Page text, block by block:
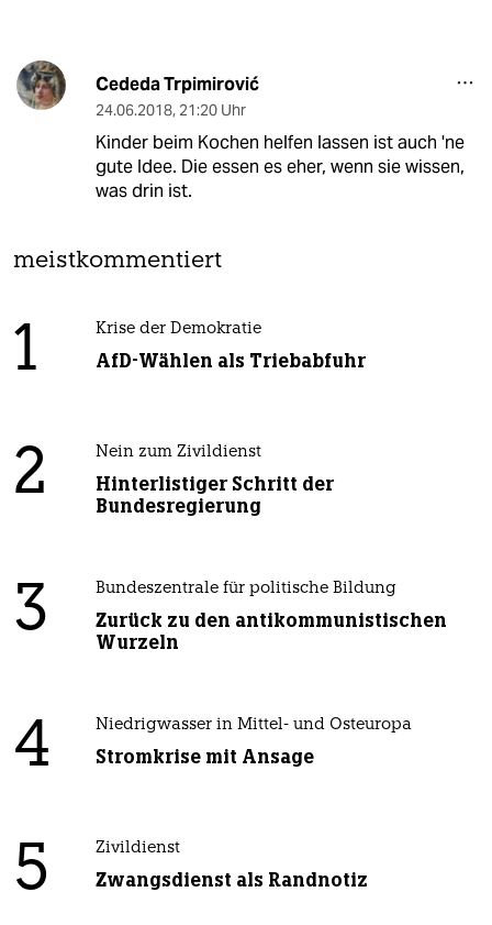
Cededa Trpimirović
24.06.2018, 21:20 Uhr
Kinder beim Kochen helfen lassen ist auch 'ne
gute Idee. Die essen es eher, wenn sie wissen,
was drin ist.
meistkommentiert
1 Krise der Demokratie
AfD-Wählen als Triebabfuhr
2 Nein zum Zivildienst
Hinterlistiger Schritt der
Bundesregierung
3 Bundeszentrale für politische Bildung
Zurück zu den antikommunistischen
Wurzeln
4 Niedrigwasser in Mittel- und Osteuropa
Stromkrise mit Ansage
5 Zivildienst
Zwangsdienst als Randnotiz